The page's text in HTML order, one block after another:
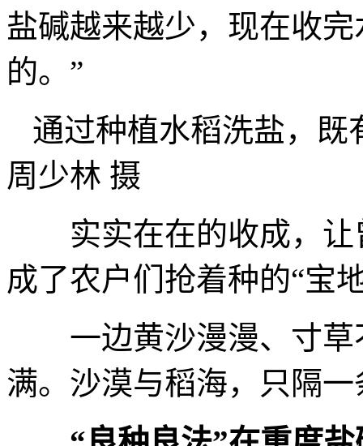
盐碱越来越少，现在收
的。”
通过种植水稻洗盐，既
周少林 摄
实实在在的收成，让
成了农户们抢着种的“宝
一边黄沙漫漫、寸草
满。沙漠与稻海，只隔